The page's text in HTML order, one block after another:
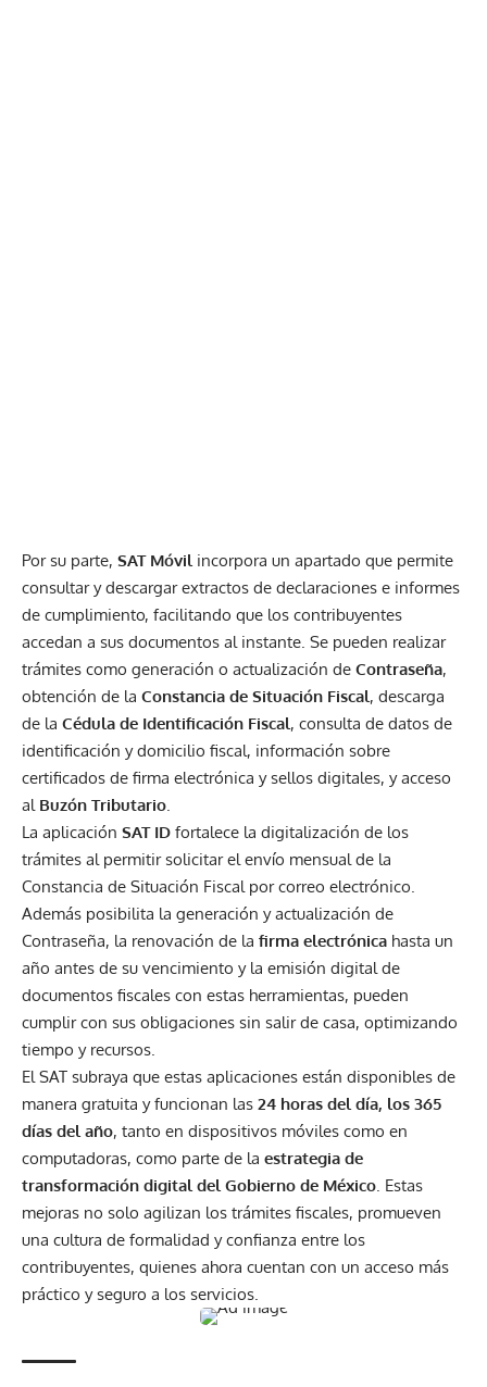
Por su parte, SAT Móvilincorpora un apartado que permite
consultar y descargar extractos de declaraciones e informes
de cumplimiento, facilitando que los contribuyentes
accedan a sus documentos al instante. Se pueden realizar
trámites como generación o actualización de Contraseña,
obtención de la Constancia de Situación Fiscal, descarga
de la Cédula de Identificación Fiscal, consulta de datos de
identificación y domicilio fiscal, información sobre
certificados de firma electrónica y sellos digitales, y acceso
al Buzón Tributario.
La aplicación SAT ID fortalece la digitalización de los
trámites al permitir solicitar el envío mensual de la
Constancia de Situación Fiscal por correo electrónico.
Además posibilita la generación y actualización de
Contraseña, la renovación de la firma electrónica hasta un
año antes de su vencimiento y la emisión digital de
documentos fiscales con estas herramientas, pueden
cumplir con sus obligaciones sin salir de casa, optimizando
tiempo y recursos.
El SAT subraya que estas aplicaciones están disponibles de
manera gratuita y funcionan las 24 horas del día, los 365
días del año, tanto en dispositivos móviles como en
computadoras, como parte de la estrategia de
transformación digital del Gobierno de México. Estas
mejoras no solo agilizan los trámites fiscales, promueven
una cultura de formalidad y confianza entre los
contribuyentes, quienes ahora cuentan con un acceso más
práctico y seguro a los servicios.